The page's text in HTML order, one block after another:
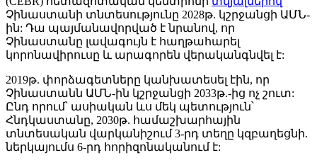
Չինաստանի տնտեսությունը 2028թ. կշրջանցի ԱՄՆ-
ին: Դա պայմանավորված է նրանով, որ
Չինաստանը լավագույն է հաղթահարել
կորոնավիրուսը և արագորեն վերականգնվել է:
2019թ. փորձագետները կանխատեսել էին, որ
Չինաստանն ԱՄՆ-ին կշրջանցի 2033թ.-ից ոչ շուտ:
Ընդ որում՝ ասիական ևս մեկ պետություն՝
Հնդկաստանը, 2030թ. համաշխարհային
տնտեսական վարկանիշում 3-րդ տեղը կզբաղեցնի.
ներկայումս 6-րդ հորիզոնականում է: